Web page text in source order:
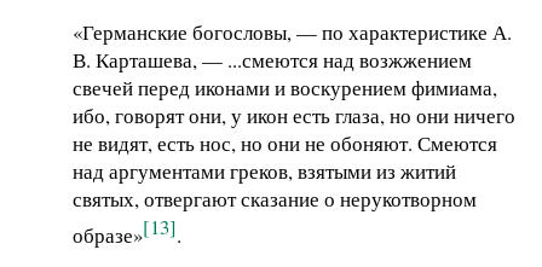
«Германские богословы, — по характеристике А.
В. Карташева, — ...смеются над возжжением
свечей перед иконами и воскурением фимиама,
ибо, говорят они, у икон есть глаза, но они ничего
не видят, есть нос, но они не обоняют. Смеются
над аргументами греков, взятыми из житий
святых, отвергают сказание о нерукотворном
образе»[13].